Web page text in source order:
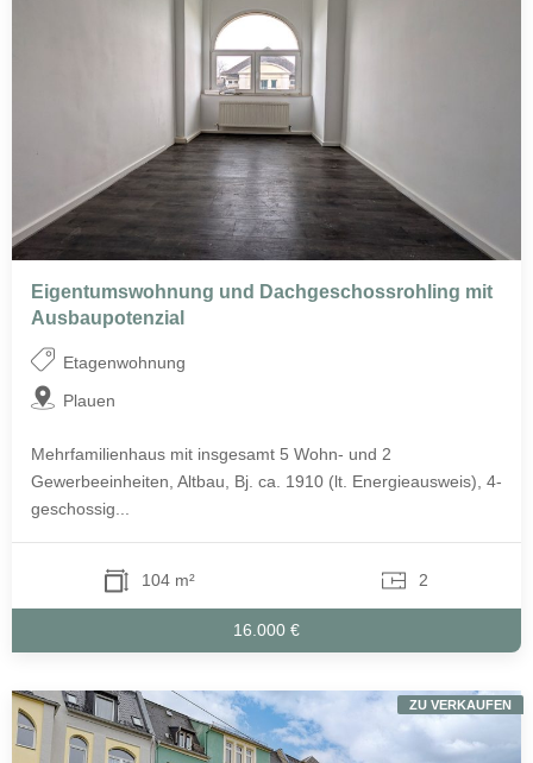
Eigentumswohnung und Dachgeschossrohling mit
Ausbaupotenzial
Etagenwohnung
Plauen
Mehrfamilienhaus mit insgesamt 5 Wohn- und 2
Gewerbeeinheiten, Altbau, Bj. ca. 1910 (lt. Energieausweis), 4-
geschossig...
104 m² 2
16.000 €
ZU VERKAUFEN